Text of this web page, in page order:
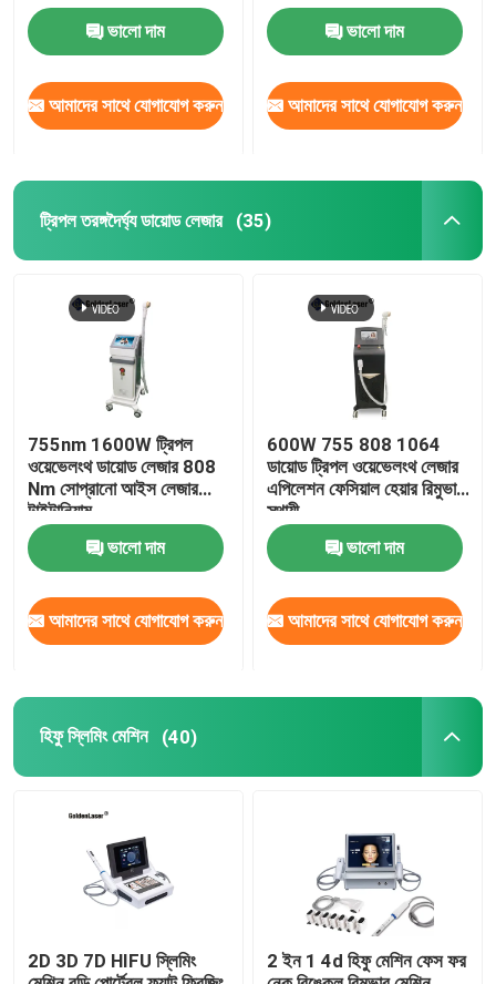
ভালো দাম
আমাদের সাথে যোগাযোগ করুন
ভালো দাম
আমাদের সাথে যোগাযোগ করুন
ট্রিপল তরঙ্গদৈর্ঘ্য ডায়োড লেজার (35)
755nm 1600W ট্রিপল
ওয়েভেলংথ ডায়োড লেজার 808
Nm সোপ্রানো আইস লেজার
টাইটানিয়াম
ভালো দাম
আমাদের সাথে যোগাযোগ করুন
600W 755 808 1064
ডায়োড ট্রিপল ওয়েভেলংথ লেজার
এপিলেশন ফেসিয়াল হেয়ার রিমুভাল
স্থায়ী
ভালো দাম
আমাদের সাথে যোগাযোগ করুন
হিফু স্লিমিং মেশিন (40)
2D 3D 7D HIFU স্লিমিং
2 ইন 1 4d হিফু মেশিন ফেস ফর